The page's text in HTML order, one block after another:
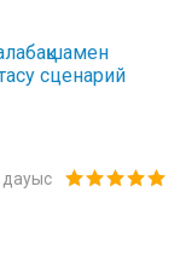
сценарий
дауыс